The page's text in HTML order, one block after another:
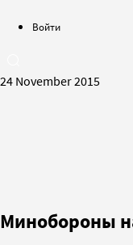
Войти
24 November 2015
Минобороны